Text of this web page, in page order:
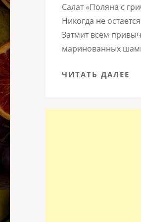
Салат «Поляна с
Никогда не
Затмит всем
маринованных
ЧИТАТЬ ДАЛЕЕ